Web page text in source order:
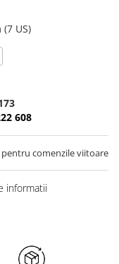
US)
608
pentru comenzile viitoare
informatii